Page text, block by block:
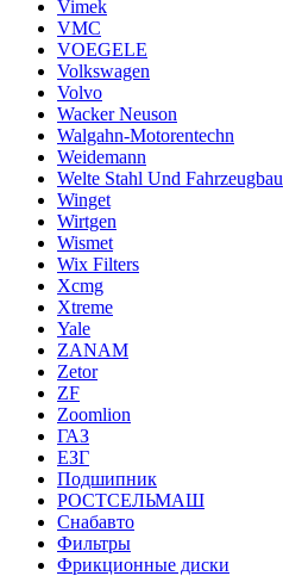
Vimek
VMC
VOEGELE
Volkswagen
Volvo
Wacker Neuson
Walgahn-Motorentechn
Weidemann
Welte Stahl Und Fahrzeugbau
Winget
Wirtgen
Wismet
Wix Filters
Xcmg
Xtreme
Yale
ZANAM
Zetor
ZF
Zoomlion
ГАЗ
ЕЗГ
Подшипник
РОСТСЕЛЬМАШ
Снабавто
Фильтры
Фрикционные диски